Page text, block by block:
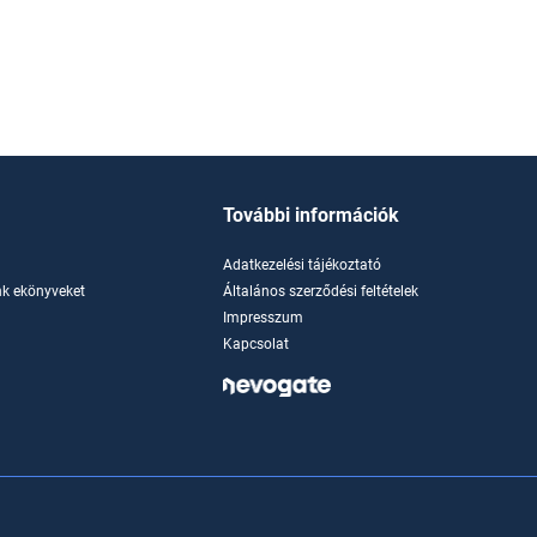
ekönyveket
További információk
Adatkezelési tájékoztató
Általános szerződési feltételek
Impresszum
Kapcsolat